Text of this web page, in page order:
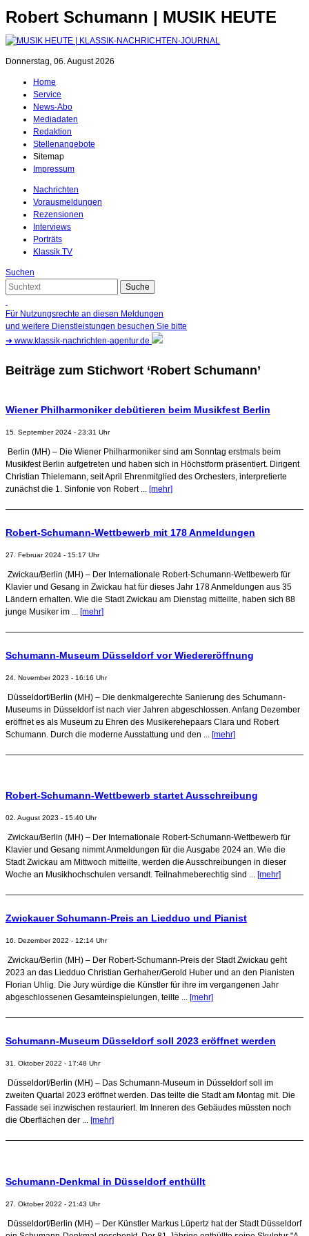
Robert Schumann | MUSIK HEUTE
Donnerstag, 06. August 2026
Home
Service
News-Abo
Mediadaten
Redaktion
Stellenangebote
Sitemap
Impressum
Nachrichten
Vorausmeldungen
Rezensionen
Interviews
Porträts
Klassik.TV
Suchen
Für Nutzungsrechte an diesen Meldungen
und weitere Dienstleistungen besuchen Sie bitte
➜ www.klassik-nachrichten-agentur.de
Beiträge zum Stichwort ‘Robert Schumann’
Wiener Philharmoniker debütieren beim Musikfest Berlin
15. September 2024 - 23:31 Uhr
Berlin (MH) – Die Wiener Philharmoniker sind am Sonntag erstmals beim
Musikfest Berlin aufgetreten und haben sich in Höchstform präsentiert. Dirigent
Christian Thielemann, seit April Ehrenmitglied des Orchesters, interpretierte
zunächst die 1. Sinfonie von Robert ... [mehr]
Robert-Schumann-Wettbewerb mit 178 Anmeldungen
27. Februar 2024 - 15:17 Uhr
Zwickau/Berlin (MH) – Der Internationale Robert-Schumann-Wettbewerb für
Klavier und Gesang in Zwickau hat für dieses Jahr 178 Anmeldungen aus 35
Ländern erhalten. Wie die Stadt Zwickau am Dienstag mitteilte, haben sich 88
junge Musiker im ... [mehr]
Schumann-Museum Düsseldorf vor Wiedereröffnung
24. November 2023 - 16:16 Uhr
Düsseldorf/Berlin (MH) – Die denkmalgerechte Sanierung des Schumann-
Museums in Düsseldorf ist nach vier Jahren abgeschlossen. Anfang Dezember
eröffnet es als Museum zu Ehren des Musikerehepaars Clara und Robert
Schumann. Durch die moderne Ausstattung und den ... [mehr]
Robert-Schumann-Wettbewerb startet Ausschreibung
02. August 2023 - 15:40 Uhr
Zwickau/Berlin (MH) – Der Internationale Robert-Schumann-Wettbewerb für
Klavier und Gesang nimmt Anmeldungen für die Ausgabe 2024 an. Wie die
Stadt Zwickau am Mittwoch mitteilte, werden die Ausschreibungen in dieser
Woche an Musikhochschulen versandt. Teilnahmeberechtig sind ... [mehr]
Zwickauer Schumann-Preis an Liedduo und Pianist
16. Dezember 2022 - 12:14 Uhr
Zwickau/Berlin (MH) – Der Robert-Schumann-Preis der Stadt Zwickau geht
2023 an das Liedduo Christian Gerhaher/Gerold Huber und an den Pianisten
Florian Uhlig. Die Jury würdige die Künstler für ihre im vergangenen Jahr
abgeschlossenen Gesamteinspielungen, teilte ... [mehr]
Schumann-Museum Düsseldorf soll 2023 eröffnet werden
31. Oktober 2022 - 17:48 Uhr
Düsseldorf/Berlin (MH) – Das Schumann-Museum in Düsseldorf soll im
zweiten Quartal 2023 eröffnet werden. Das teilte die Stadt am Montag mit. Die
Fassade sei inzwischen restauriert. Im Inneren des Gebäudes müssten noch
die Oberflächen der ... [mehr]
Schumann-Denkmal in Düsseldorf enthüllt
27. Oktober 2022 - 21:43 Uhr
Düsseldorf/Berlin (MH) – Der Künstler Markus Lüpertz hat der Stadt Düsseldorf